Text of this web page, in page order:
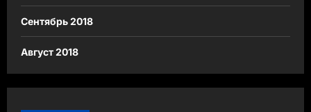
Сентябрь 2018
Август 2018